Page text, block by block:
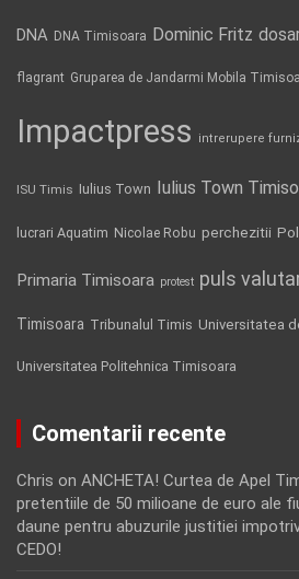
DNA DNA Timisoara Dominic Fritz
flagrant Gruparea de Jandarmi Mobila
Impactpress intrerupere
ISU Timis Iulius Town Iulius Town
lucrari Aquatim Nicolae Robu perchezitii
Primaria Timisoara protest puls
Timisoara Tribunalul Timis Universitatea
Universitatea Politehnica Timisoara
Comentarii recente
Chris on ANCHETA! Curtea de Apel
pretentiile de 50 milioane de euro ale
daune pentru abuzurile justitiei
CEDO!